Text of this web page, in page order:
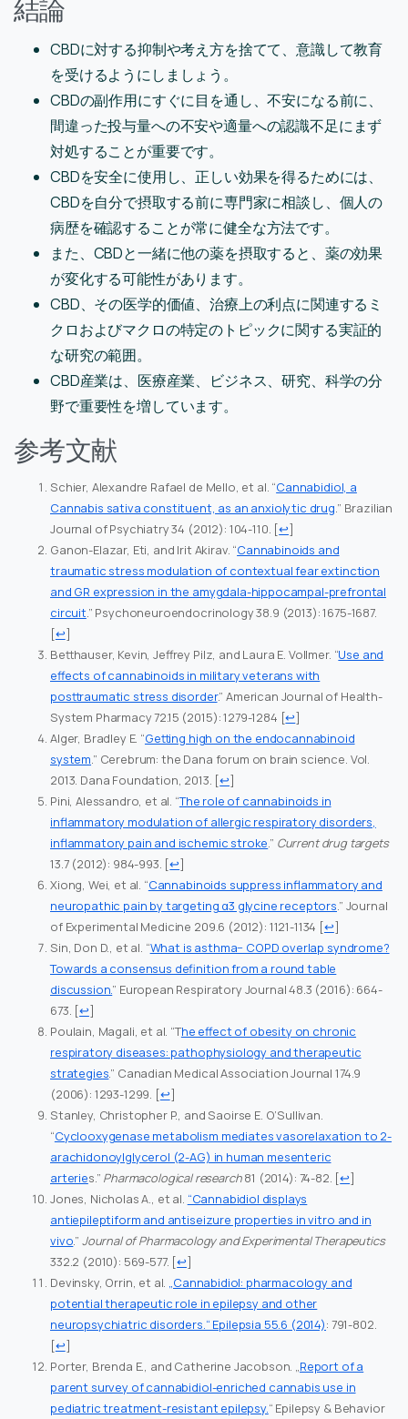
結論
CBDに対する抑制や考え方を捨てて、意識して教育
を受けるようにしましょう。
CBDの副作用にすぐに目を通し、不安になる前に、
間違った投与量への不安や適量への認識不足にまず
対処することが重要です。
CBDを安全に使用し、正しい効果を得るためには、
CBDを自分で摂取する前に専門家に相談し、個人の
病歴を確認することが常に健全な方法です。
また、CBDと一緒に他の薬を摂取すると、薬の効果
が変化する可能性があります。
CBD、その医学的価値、治療上の利点に関連するミ
クロおよびマクロの特定のトピックに関する実証的
な研究の範囲。
CBD産業は、医療産業、ビジネス、研究、科学の分
野で重要性を増しています。
参考文献
Schier, Alexandre Rafael de Mello, et al. “Cannabidiol, a
Cannabis sativa constituent, as an anxiolytic drug.” Brazilian
Journal of Psychiatry 34 (2012): 104-110. [↩]
Ganon-Elazar, Eti, and Irit Akirav. “Cannabinoids and
traumatic stress modulation of contextual fear extinction
and GR expression in the amygdala-hippocampal-prefrontal
circuit.” Psychoneuroendocrinology 38.9 (2013): 1675-1687.
[↩]
Betthauser, Kevin, Jeffrey Pilz, and Laura E. Vollmer. “Use and
effects of cannabinoids in military veterans with
posttraumatic stress disorder.” American Journal of Health-
System Pharmacy 72.15 (2015): 1279-1284 [↩]
Alger, Bradley E. “Getting high on the endocannabinoid
system.” Cerebrum: the Dana forum on brain science. Vol.
2013. Dana Foundation, 2013. [↩]
Pini, Alessandro, et al. “The role of cannabinoids in
inflammatory modulation of allergic respiratory disorders,
inflammatory pain and ischemic stroke.” Current drug targets
13.7 (2012): 984-993. [↩]
Xiong, Wei, et al. “Cannabinoids suppress inflammatory and
neuropathic pain by targeting α3 glycine receptors.” Journal
of Experimental Medicine 209.6 (2012): 1121-1134 [↩]
Sin, Don D., et al. “What is asthma− COPD overlap syndrome?
Towards a consensus definition from a round table
discussion.” European Respiratory Journal 48.3 (2016): 664-
673. [↩]
Poulain, Magali, et al. “The effect of obesity on chronic
respiratory diseases: pathophysiology and therapeutic
strategies.” Canadian Medical Association Journal 174.9
(2006): 1293-1299. [↩]
Stanley, Christopher P., and Saoirse E. O’Sullivan.
“Cyclooxygenase metabolism mediates vasorelaxation to 2-
arachidonoylglycerol (2-AG) in human mesenteric
arteries.” Pharmacological research81 (2014): 74-82. [↩]
Jones, Nicholas A., et al. “Cannabidiol displays
antiepileptiform and antiseizure properties in vitro and in
vivo.” Journal of Pharmacology and Experimental Therapeutics
332.2 (2010): 569-577. [↩]
Devinsky, Orrin, et al. „Cannabidiol: pharmacology and
potential therapeutic role in epilepsy and other
neuropsychiatric disorders.“ Epilepsia 55.6 (2014): 791-802.
[↩]
Porter, Brenda E., and Catherine Jacobson. „Report of a
parent survey of cannabidiol-enriched cannabis use in
pediatric treatment-resistant epilepsy.“ Epilepsy & Behavior